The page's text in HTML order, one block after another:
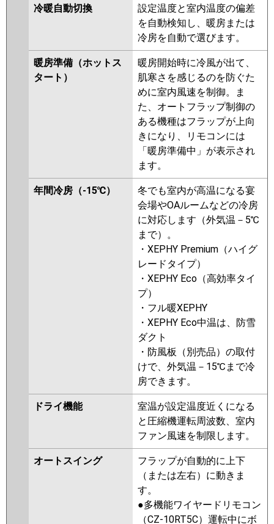
PLZ-ZRMP56EFGR PLZ-
ZRMP56ELFGR
日立 RCI-GP56RGH8 RCI-GP56RGH7
RCI-GP56RGH6 RCI-GP56RGH5
RCI-GP56RGH4 RCI-GP56RGH3
RCI-AP56GH6 RCI-GP56RGH2
RCI-AP56GH5 RCI-GP56RGH1
FDTZ566H6S-airf
FDTZ566H6S
FDTZ566H6S-rak FDTZ566H6S-
FDTZ565HA5SA-osj
FDTZ565HA5SA-rak
FDTZ565HA5SA-airf
FDTZ565HA5SA FDTZ565H5SA
FDTZ565H5SA-osj
FDTZ565H5SA-rak
FDTZ565H5SA-airf FDTZ565H5S-
FDTZ565H5S-rak
FDTZ565H5S-airf FDTZ565H5S-
rakuri-na FDTZ565H5S-airflex
FDTZ565H5S
PA-P56U7GNBX
PA-P56U7G PA-P56U7GN
PA-
P56U6GB PA-P56U6GNB PA-
P56U6G PA-P56U6GN
冷暖自動切換
設定温度と室内温度の偏差
を自動検知し、暖房または
冷房を自動で選びます。
暖房準備（ホットス
タート）
暖房開始時に冷風が出て、
肌寒さを感じるのを防ぐた
めに室内風速を制御。ま
た、オートフラップ制御の
ある機種はフラップが上向
きになり、リモコンには
「暖房準備中」が表示され
ます。
年間冷房（-15℃）
冬でも室内が高温になる宴
会場やOAルームなどの冷房
に対応します（外気温－5℃
まで）。
・XEPHY Premium（ハイグ
レードタイプ）
・XEPHY Eco（高効率タイ
プ）
・フル暖XEPHY
・XEPHY Eco中温は、防雪
ダクト
・防風板（別売品）の取付
けで、外気温－15℃まで冷
房できます。
ドライ機能
室温が設定温度近くになる
と圧縮機運転周波数、室内
ファン風速を制限します。
オートスイング
フラップが自動的に上下
（または左右）に動きま
す。
●多機能ワイヤードリモコン
（CZ-10RT5C）運転中にボ